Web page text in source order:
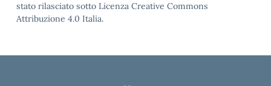
stato rilasciato sotto Licenza Creative Commons
Attribuzione 4.0 Italia.